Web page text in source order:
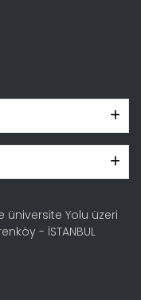
üniversite Yolu üzeri
- İSTANBUL